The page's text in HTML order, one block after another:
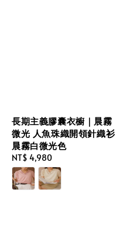
長期主義膠囊衣櫥｜晨霧
微光 人魚珠織開領針織衫
晨霧白微光色
Regular
price
NT$ 4,980